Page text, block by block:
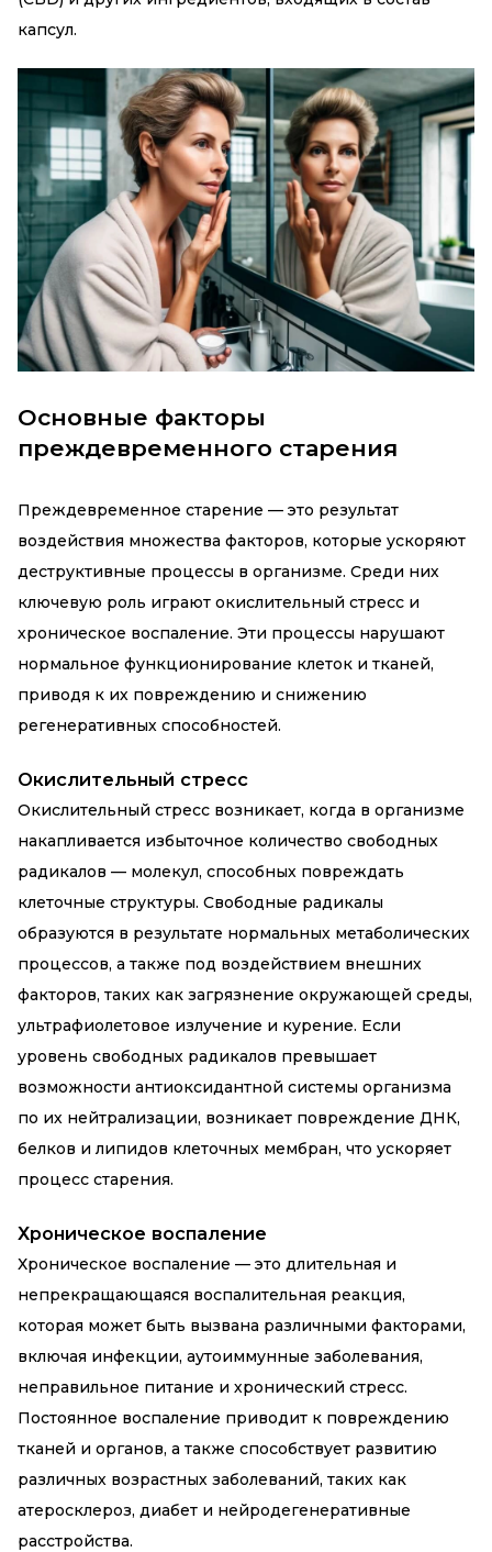
капсул.
Основные факторы
преждевременного старения
Преждевременное старение — это результат
воздействия множества факторов, которые ускоряют
деструктивные процессы в организме. Среди них
ключевую роль играют окислительный стресс и
хроническое воспаление. Эти процессы нарушают
нормальное функционирование клеток и тканей,
приводя к их повреждению и снижению
регенеративных способностей.
Окислительный стресс
Окислительный стресс возникает, когда в организме
накапливается избыточное количество свободных
радикалов — молекул, способных повреждать
клеточные структуры. Свободные радикалы
образуются в результате нормальных метаболических
процессов, а также под воздействием внешних
факторов, таких как загрязнение окружающей среды,
ультрафиолетовое излучение и курение. Если
уровень свободных радикалов превышает
возможности антиоксидантной системы организма
по их нейтрализации, возникает повреждение ДНК,
белков и липидов клеточных мембран, что ускоряет
процесс старения.
Хроническое воспаление
Хроническое воспаление — это длительная и
непрекращающаяся воспалительная реакция,
которая может быть вызвана различными факторами,
включая инфекции, аутоиммунные заболевания,
неправильное питание и хронический стресс.
Постоянное воспаление приводит к повреждению
тканей и органов, а также способствует развитию
различных возрастных заболеваний, таких как
атеросклероз, диабет и нейродегенеративные
расстройства.